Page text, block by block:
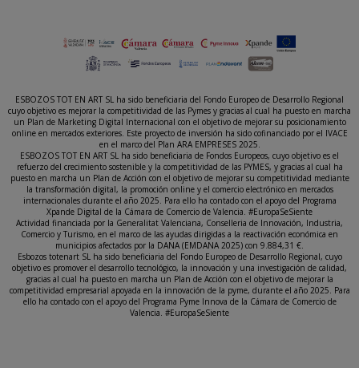
ESBOZOS TOT EN ART SL ha sido beneficiaria del Fondo Europeo de Desarrollo Regional
cuyo objetivo es mejorar la competitividad de las Pymes y gracias al cual ha puesto en marcha
un Plan de Marketing Digital Internacional con el objetivo de mejorar su posicionamiento
online en mercados exteriores. Este proyecto de inversión ha sido cofinanciado por el IVACE
en el marco del Plan ARA EMPRESES 2025.
ESBOZOS TOT EN ART SL ha sido beneficiaria de Fondos Europeos, cuyo objetivo es el
refuerzo del crecimiento sostenible y la competitividad de las PYMES, y gracias al cual ha
puesto en marcha un Plan de Acción con el objetivo de mejorar su competitividad mediante
la transformación digital, la promoción online y el comercio electrónico en mercados
internacionales durante el año 2025. Para ello ha contado con el apoyo del Programa
Xpande Digital de la Cámara de Comercio de Valencia. #EuropaSeSiente
Actividad financiada por la Generalitat Valenciana, Conselleria de Innovación, Industria,
Comercio y Turismo, en el marco de las ayudas dirigidas a la reactivación económica en
municipios afectados por la DANA (EMDANA 2025) con 9.884,31 €.
Esbozos totenart SL ha sido beneficiaria del Fondo Europeo de Desarrollo Regional, cuyo
objetivo es promover el desarrollo tecnológico, la innovación y una investigación de calidad,
gracias al cual ha puesto en marcha un Plan de Acción con el objetivo de mejorar la
competitividad empresarial apoyada en la innovación de la pyme, durante el año 2025. Para
ello ha contado con el apoyo del Programa Pyme Innova de la Cámara de Comercio de
Valencia. #EuropaSeSiente